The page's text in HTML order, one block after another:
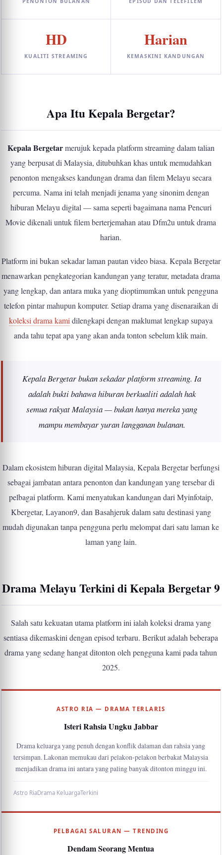
HD
KUALITI STREAMING
Harian
KEMASKINI KANDUNGAN
Apa Itu Kepala Bergetar?
Kepala Bergetarmerujuk kepada platform streaming dalam talian
yang berpusat di Malaysia, ditubuhkan khas untuk memudahkan
penonton mengakses kandungan drama dan filem Melayu secara
percuma. Nama ini telah menjadi jenama yang sinonim dengan
hiburan Melayu digital — sama seperti bagaimana nama Pencuri
Movie dikenali untuk filem berterjemahan atau Dfm2u untuk drama
harian.
Platform ini bukan sekadar laman pautan video biasa. Kepala Bergetar
menawarkan pengkategorian kandungan yang teratur, metadata drama
yang lengkap, dan antara muka yang dioptimumkan untuk pengguna
telefon pintar mahupun komputer. Setiap drama yang disenaraikan di
koleksi drama kami dilengkapi dengan maklumat lengkap supaya
anda tahu tepat apa yang akan anda tonton sebelum klik main.
Kepala Bergetar bukan sekadar platform streaming. Ia
adalah bukti bahawa hiburan berkualiti adalah hak
semua rakyat Malaysia — bukan hanya mereka yang
mampu membayar yuran langganan bulanan.
Dalam ekosistem hiburan digital Malaysia, Kepala Bergetar berfungsi
sebagai jambatan antara penonton dan kandungan yang tersebar di
pelbagai platform. Kami menyatukan kandungan dari Myinfotaip,
Kbergetar, Layanon9, dan Basahjeruk dalam satu destinasi yang
mudah digunakan tanpa pengguna perlu melompat dari satu laman ke
laman yang lain.
Drama Melayu Terkini di Kepala Bergetar 9
Salah satu kekuatan utama platform ini ialah koleksi drama yang
sentiasa dikemaskini dengan episod terbaru. Berikut adalah beberapa
drama yang sedang hangat ditonton oleh pengguna kami pada tahun
2025.
ASTRO RIA — DRAMA TERLARIS
Isteri Rahsia Ungku Jabbar
Drama keluarga yang penuh dengan konflik dalaman dan rahsia yang
tersimpan. Lakonan memukau dari pelakon-pelakon berbakat Malaysia
menjadikan drama ini antara yang paling banyak ditonton minggu ini.
Astro RiaDrama KeluargaTerkini
PELBAGAI SALURAN — TRENDING
Dendam Seorang Mentua